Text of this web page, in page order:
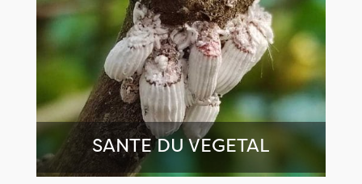
SANTE DU VEGETAL